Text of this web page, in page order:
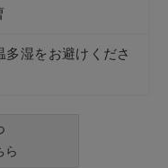
多湿をお避けくださ
ら